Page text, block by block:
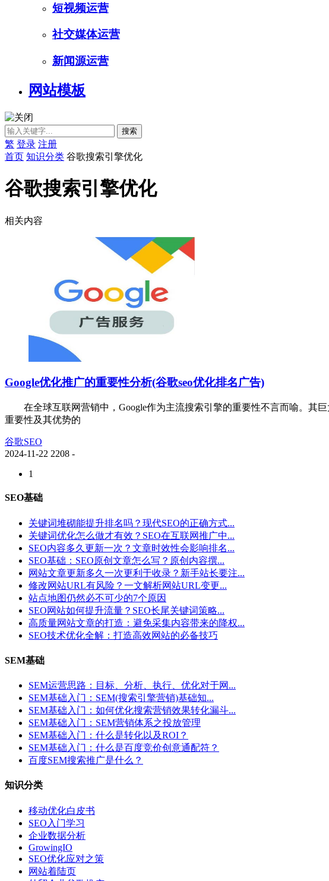
短视频运营
社交媒体运营
新闻源运营
网站模板
繁 登录 注册
首页 知识分类 谷歌搜索引擎优化
谷歌搜索引擎优化
相关内容
Google优化推广的重要性分析(谷歌seo优化排名广告)
在全球互联网营销中，Google作为主流搜索引擎的重要性不言而喻。其巨
重要性及其优势的
谷歌SEO
2024-11-22 2208 -
1
SEO基础
关键词堆砌能提升排名吗？现代SEO的正确方式...
关键词优化怎么做才有效？SEO在互联网推广中...
SEO内容多久更新一次？文章时效性会影响排名...
SEO基础：SEO原创文章怎么写？原创内容撰...
网站文章更新多久一次更利于收录？新手站长要注...
修改网站URL有风险？一文解析网站URL变更...
站点地图仍然必不可少的7个原因
SEO网站如何提升流量？SEO长尾关键词策略...
高质量网站文章的打造：避免采集内容带来的降权...
SEO技术优化全解：打造高效网站的必备技巧
SEM基础
SEM运营思路：目标、分析、执行、优化对于网...
SEM基础入门：SEM(搜索引擎营销)基础知...
SEM基础入门：如何优化搜索营销效果转化漏斗...
SEM基础入门：SEM营销体系之投放管理
SEM基础入门：什么是转化以及ROI？
SEM基础入门：什么是百度竞价创意通配符？
百度SEM搜索推广是什么？
知识分类
移动优化白皮书
SEO入门学习
企业数据分析
GrowingIO
SEO优化应对之策
网站着陆页